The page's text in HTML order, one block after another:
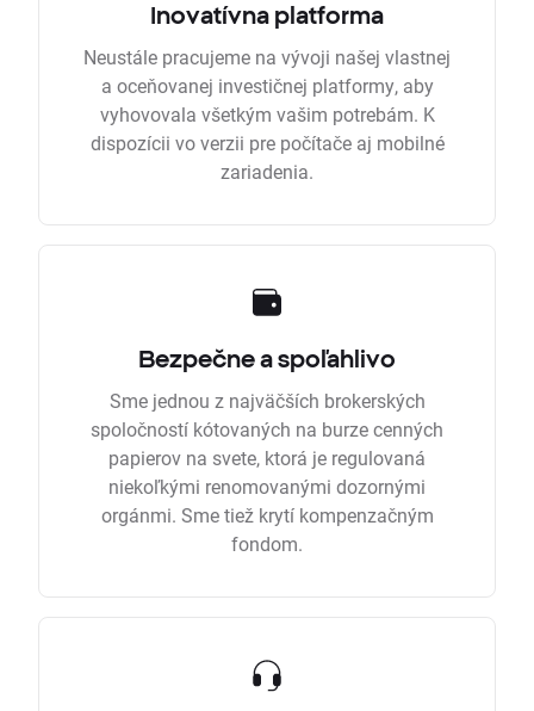
Inovatívna platforma
Neustále pracujeme na vývoji našej vlastnej
a oceňovanej investičnej platformy, aby
vyhovovala všetkým vašim potrebám. K
dispozícii vo verzii pre počítače aj mobilné
zariadenia.
Bezpečne a spoľahlivo
Sme jednou z najväčších brokerských
spoločností kótovaných na burze cenných
papierov na svete, ktorá je regulovaná
niekoľkými renomovanými dozornými
orgánmi. Sme tiež krytí kompenzačným
fondom.